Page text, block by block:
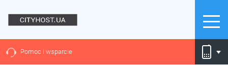
Pomoc i wsparcie